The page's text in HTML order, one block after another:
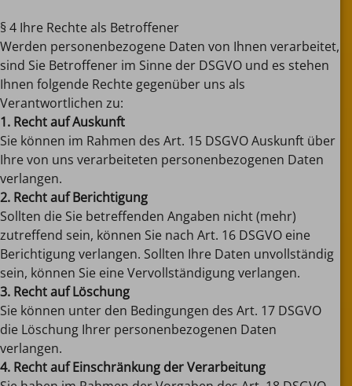
§ 4 Ihre Rechte als Betroffener
Werden personenbezogene Daten von Ihnen verarbeitet,
sind Sie Betroffener im Sinne der DSGVO und es stehen
Ihnen folgende Rechte gegenüber uns als
Verantwortlichen zu:
1. Recht auf Auskunft
Sie können im Rahmen des Art. 15 DSGVO Auskunft über
Ihre von uns verarbeiteten personenbezogenen Daten
verlangen.
2. Recht auf Berichtigung
Sollten die Sie betreffenden Angaben nicht (mehr)
zutreffend sein, können Sie nach Art. 16 DSGVO eine
Berichtigung verlangen. Sollten Ihre Daten unvollständig
sein, können Sie eine Vervollständigung verlangen.
3. Recht auf Löschung
Sie können unter den Bedingungen des Art. 17 DSGVO
die Löschung Ihrer personenbezogenen Daten
verlangen.
4. Recht auf Einschränkung der Verarbeitung